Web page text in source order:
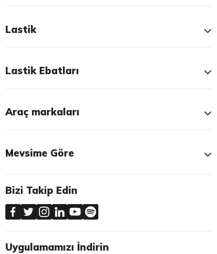
Lastik
Lastik Ebatları
Araç markaları
Mevsime Göre
Bizi Takip Edin
Uygulamamızı İndirin